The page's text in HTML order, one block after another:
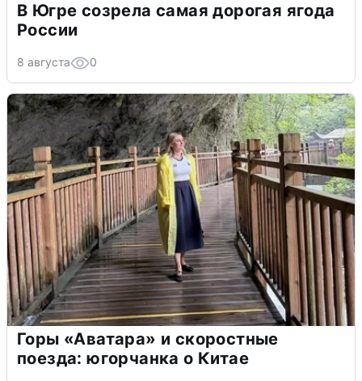
В Югре созрела самая дорогая ягода
России
8 августа 0
Горы «Аватара» и скоростные
поезда: югорчанка о Китае